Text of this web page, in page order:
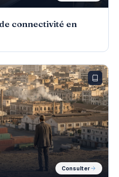
connectivité en
Consulter